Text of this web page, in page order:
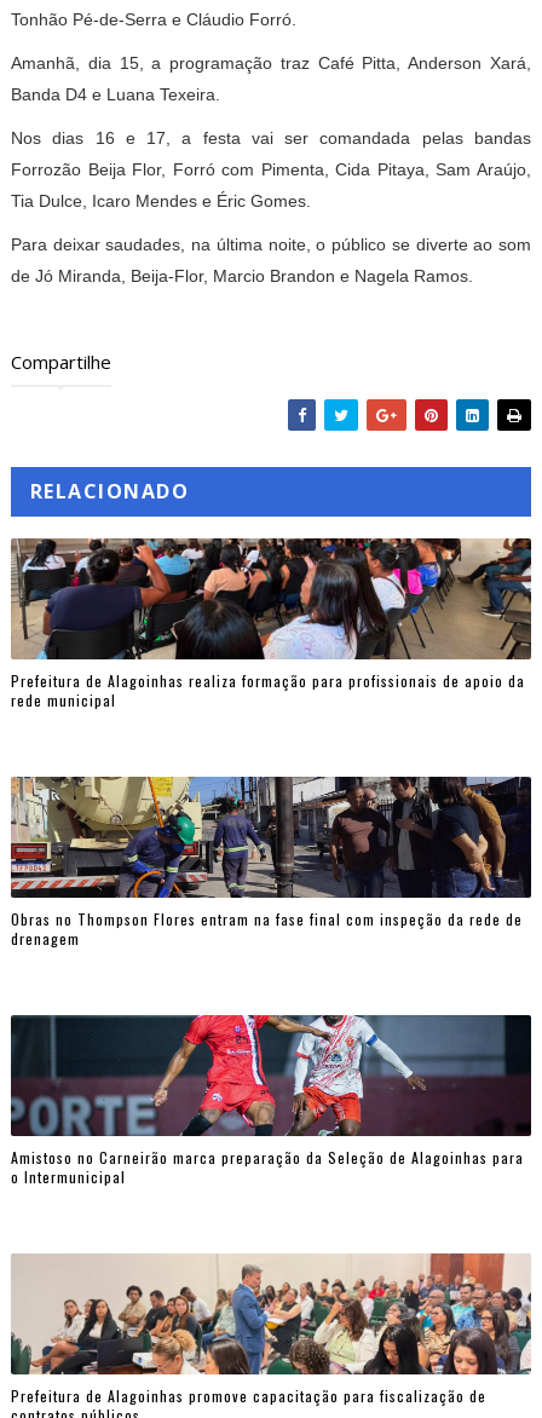
Tonhão Pé-de-Serra e Cláudio Forró.
Amanhã, dia 15, a programação traz Café Pitta, Anderson Xará,
Banda D4 e Luana Texeira.
Nos dias 16 e 17, a festa vai ser comandada pelas bandas
Forrozão Beija Flor, Forró com Pimenta, Cida Pitaya, Sam Araújo,
Tia Dulce, Icaro Mendes e Éric Gomes.
Para deixar saudades, na última noite, o público se diverte ao som
de Jó Miranda, Beija-Flor, Marcio Brandon e Nagela Ramos.
Compartilhe
RELACIONADO
Prefeitura de Alagoinhas realiza formação para profissionais de apoio da
rede municipal
Obras no Thompson Flores entram na fase final com inspeção da rede de
drenagem
Amistoso no Carneirão marca preparação da Seleção de Alagoinhas para
o Intermunicipal
Prefeitura de Alagoinhas promove capacitação para fiscalização de